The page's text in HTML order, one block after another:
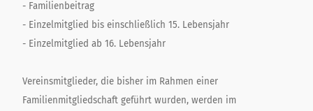
- Familienbeitrag
- Einzelmitglied bis einschließlich 15. Lebensjahr
- Einzelmitglied ab 16. Lebensjahr
Vereinsmitglieder, die bisher im Rahmen einer
Familienmitgliedschaft geführt wurden, werden im